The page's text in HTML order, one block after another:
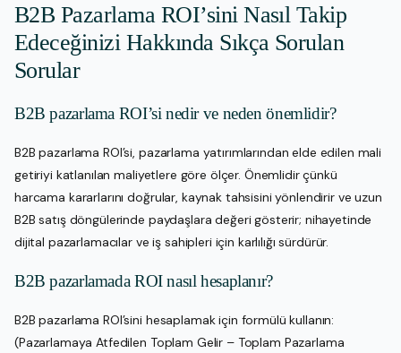
B2B Pazarlama ROI’sini Nasıl Takip
Edeceğinizi Hakkında Sıkça Sorulan
Sorular
B2B pazarlama ROI’si nedir ve neden önemlidir?
B2B pazarlama ROI’si, pazarlama yatırımlarından elde edilen mali
getiriyi katlanılan maliyetlere göre ölçer. Önemlidir çünkü
harcama kararlarını doğrular, kaynak tahsisini yönlendirir ve uzun
B2B satış döngülerinde paydaşlara değeri gösterir; nihayetinde
dijital pazarlamacılar ve iş sahipleri için karlılığı sürdürür.
B2B pazarlamada ROI nasıl hesaplanır?
B2B pazarlama ROI’sini hesaplamak için formülü kullanın:
(Pazarlamaya Atfedilen Toplam Gelir – Toplam Pazarlama